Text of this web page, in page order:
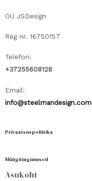
OÜ JSDesign
Reg nr. 16750157
Telefon:
+37255608128
Email:
info@steelmandesign.com
Privaatsuspoliitika
Müügitingimused
Asukoht